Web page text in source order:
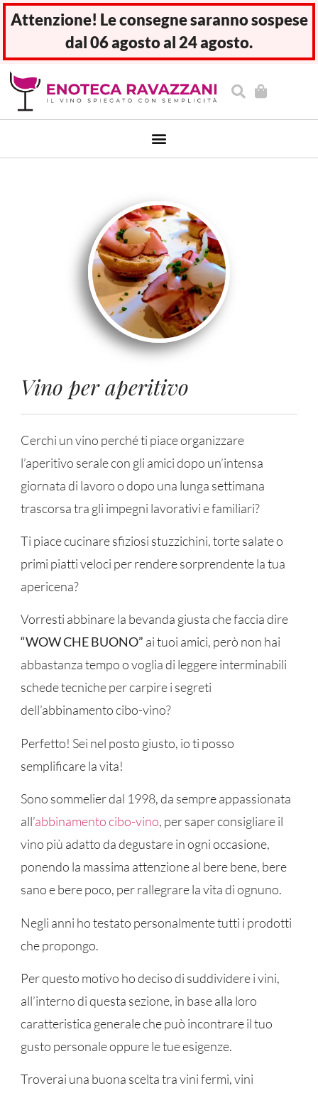
Attenzione! Le consegne saranno sospese
dal 06 agosto al 24 agosto.
Vino per aperitivo
Cerchi un vino perché ti piace organizzare
l’aperitivo serale con gli amici dopo un’intensa
giornata di lavoro o dopo una lunga settimana
trascorsa tra gli impegni lavorativi e familiari?
Ti piace cucinare sfiziosi stuzzichini, torte salate o
primi piatti veloci per rendere sorprendente la tua
apericena?
Vorresti abbinare la bevanda giusta che faccia dire
“WOW CHE BUONO” ai tuoi amici, però non hai
abbastanza tempo o voglia di leggere interminabili
schede tecniche per carpire i segreti
dell’abbinamento cibo-vino?
Perfetto! Sei nel posto giusto, io ti posso
semplificare la vita!
Sono sommelier dal 1998, da sempre appassionata
all’abbinamento cibo-vino, per saper consigliare il
vino più adatto da degustare in ogni occasione,
ponendo la massima attenzione al bere bene, bere
sano e bere poco, per rallegrare la vita di ognuno.
Negli anni ho testato personalmente tutti i prodotti
che propongo.
Per questo motivo ho deciso di suddividere i vini,
all’interno di questa sezione, in base alla loro
caratteristica generale che può incontrare il tuo
gusto personale oppure le tue esigenze.
Troverai una buona scelta tra vini fermi, vini